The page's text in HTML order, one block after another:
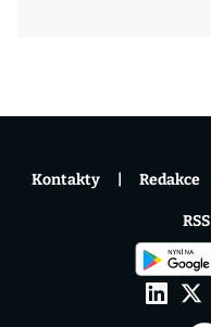
Kontakty Redakce
RSS